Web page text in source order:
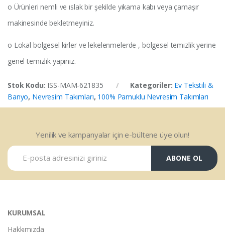
o Ürünleri nemli ve ıslak bir şekilde yıkama kabı veya çamaşır
makinesinde bekletmeyiniz.
o Lokal bölgesel kirler ve lekelenmelerde , bölgesel temizlik yerine
genel temizlik yapınız.
Stok Kodu: ISS-MAM-621835 Kategoriler: Ev Tekstili &
Banyo, Nevresim Takımları, 100% Pamuklu Nevresim Takımları
Yenilik ve kampanyalar için e-bültene üye olun!
ABONE OL
KURUMSAL
Hakkımızda